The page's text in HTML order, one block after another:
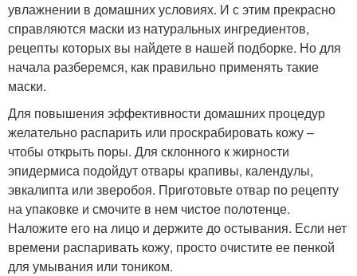
увлажнении в домашних условиях. И с этим прекрасно
справляются маски из натуральных ингредиентов,
рецепты которых вы найдете в нашей подборке. Но для
начала разберемся, как правильно применять такие
маски.
Для повышения эффективности домашних процедур
желательно распарить или проскрабировать кожу –
чтобы открыть поры. Для склонного к жирности
эпидермиса подойдут отвары крапивы, календулы,
эвкалипта или зверобоя. Приготовьте отвар по рецепту
на упаковке и смочите в нем чистое полотенце.
Наложите его на лицо и держите до остывания. Если нет
времени распаривать кожу, просто очистите ее пенкой
для умывания или тоником.